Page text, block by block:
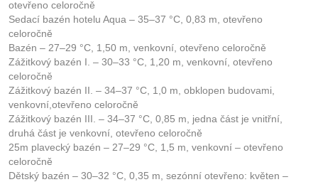
otevřeno celoročně
Sedací bazén hotelu Aqua – 35–37 °C, 0,83 m, otevřeno
celoročně
Bazén – 27–29 °C, 1,50 m, venkovní, otevřeno celoročně
Zážitkový bazén I. – 30–33 °C, 1,20 m, venkovní, otevřeno
celoročně
Zážitkový bazén II. – 34–37 °C, 1,0 m, obklopen budovami,
venkovní,otevřeno celoročně
Zážitkový bazén III. – 34–37 °C, 0,85 m, jedna část je vnitřní,
druhá část je venkovní, otevřeno celoročně
25m plavecký bazén – 27–29 °C, 1,5 m, venkovní – otevřeno
celoročně
Dětský bazén – 30–32 °C, 0,35 m, sezónní otevřeno: květen –